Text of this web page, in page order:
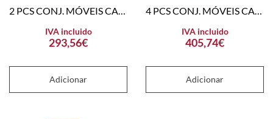
293,56€
IVA incluido
Adicionar
405,74€
IVA incluido
Adicionar